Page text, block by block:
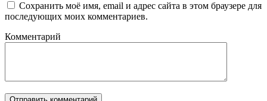
Сохранить моё имя, email и адрес сайта в этом браузере для
последующих моих комментариев.
Комментарий